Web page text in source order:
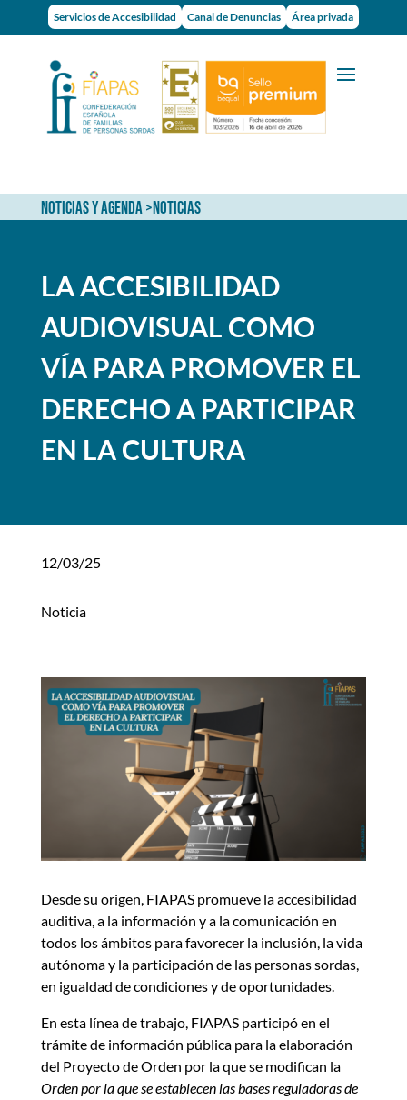
Servicios de Accesibilidad Canal de Denuncias Área privada
NOTICIAS Y AGENDA>NOTICIAS
LA ACCESIBILIDAD
AUDIOVISUAL COMO
VÍA PARA PROMOVER EL
DERECHO A PARTICIPAR
EN LA CULTURA
12/03/25
Noticia
Desde su origen, FIAPAS promueve la accesibilidad
auditiva, a la información y a la comunicación en
todos los ámbitos para favorecer la inclusión, la vida
autónoma y la participación de las personas sordas,
en igualdad de condiciones y de oportunidades.
En esta línea de trabajo, FIAPAS participó en el
trámite de información pública para la elaboración
del Proyecto de Orden por la que se modifican la
Orden por la que se establecen las bases reguladoras de